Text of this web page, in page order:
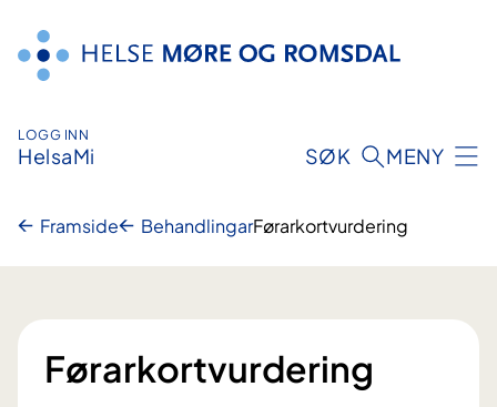
innhald
LOGG INN
HelsaMi SØK MENY
Framside BehandlingarFørarkortvurdering
Førarkortvurdering